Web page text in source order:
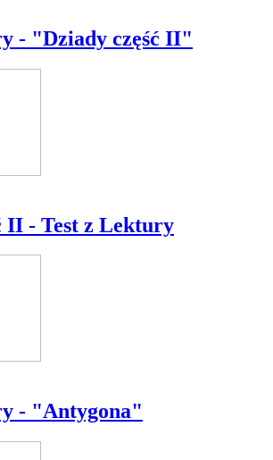
- "Dziady część II"
II - Test z Lektury
- "Antygona"